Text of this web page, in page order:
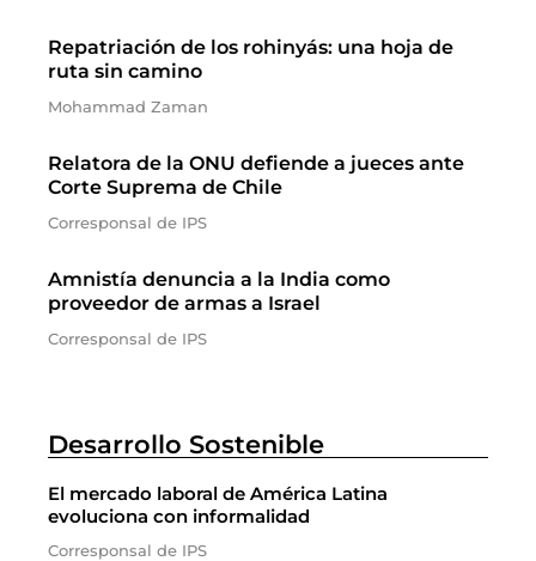
Repatriación de los rohinyás: una hoja de
ruta sin camino
Mohammad Zaman
Relatora de la ONU defiende a jueces ante
Corte Suprema de Chile
Corresponsal de IPS
Amnistía denuncia a la India como
proveedor de armas a Israel
Corresponsal de IPS
Desarrollo Sostenible
El mercado laboral de América Latina
evoluciona con informalidad
Corresponsal de IPS